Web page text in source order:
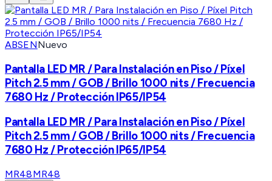
ABSENNuevo
Pantalla LED MR / Para Instalación en Piso / Píxel
Pitch 2.5 mm / GOB / Brillo 1000 nits / Frecuencia
7680 Hz / Protección IP65/IP54
Pantalla LED MR / Para Instalación en Piso / Píxel
Pitch 2.5 mm / GOB / Brillo 1000 nits / Frecuencia
7680 Hz / Protección IP65/IP54
MR48MR48